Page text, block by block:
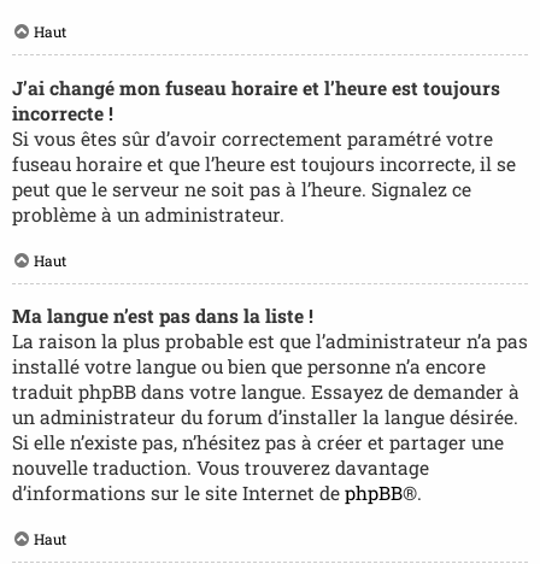
Haut
J’ai changé mon fuseau horaire et l’heure est toujours
incorrecte !
Si vous êtes sûr d’avoir correctement paramétré votre
fuseau horaire et que l’heure est toujours incorrecte, il se
peut que le serveur ne soit pas à l’heure. Signalez ce
problème à un administrateur.
Haut
Ma langue n’est pas dans la liste !
La raison la plus probable est que l’administrateur n’a pas
installé votre langue ou bien que personne n’a encore
traduit phpBB dans votre langue. Essayez de demander à
un administrateur du forum d’installer la langue désirée.
Si elle n’existe pas, n’hésitez pas à créer et partager une
nouvelle traduction. Vous trouverez davantage
d’informations sur le site Internet de phpBB®.
Haut